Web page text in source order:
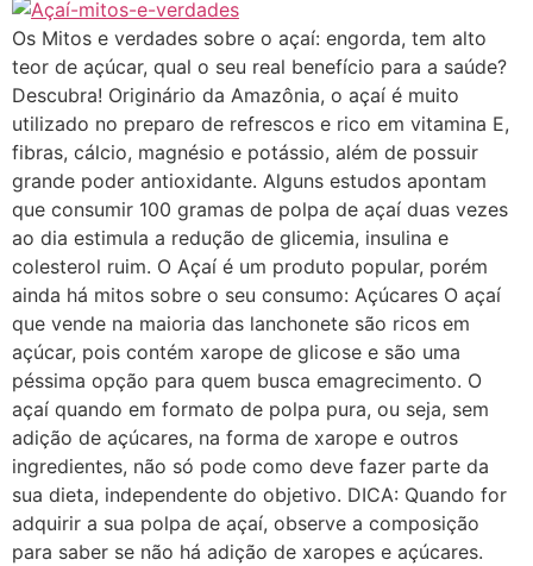
Os Mitos e verdades sobre o açaí: engorda, tem alto
teor de açúcar, qual o seu real benefício para a saúde?
Descubra! Originário da Amazônia, o açaí é muito
utilizado no preparo de refrescos e rico em vitamina E,
fibras, cálcio, magnésio e potássio, além de possuir
grande poder antioxidante. Alguns estudos apontam
que consumir 100 gramas de polpa de açaí duas vezes
ao dia estimula a redução de glicemia, insulina e
colesterol ruim. O Açaí é um produto popular, porém
ainda há mitos sobre o seu consumo: Açúcares O açaí
que vende na maioria das lanchonete são ricos em
açúcar, pois contém xarope de glicose e são uma
péssima opção para quem busca emagrecimento. O
açaí quando em formato de polpa pura, ou seja, sem
adição de açúcares, na forma de xarope e outros
ingredientes, não só pode como deve fazer parte da
sua dieta, independente do objetivo. DICA: Quando for
adquirir a sua polpa de açaí, observe a composição
para saber se não há adição de xaropes e açúcares.